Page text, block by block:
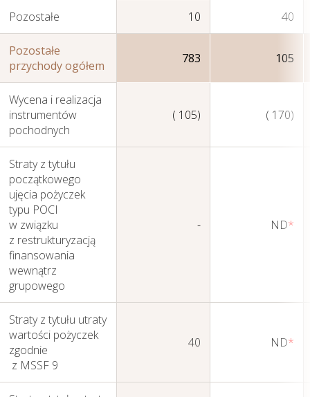
Pozostałe 10 40
Pozostałe
przychody ogółem
783 105
Wycena i realizacja
instrumentów
pochodnych
( 105) ( 170)
Straty z tytułu
początkowego
ujęcia pożyczek
typu POCI
w związku
z restrukturyzacją
finansowania
wewnątrz
grupowego
- ND*
Straty z tytułu utraty
wartości pożyczek
zgodnie
z MSSF 9
40 ND*